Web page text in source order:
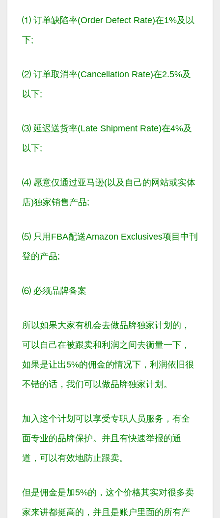
⑴ 订单缺陷率(Order Defect Rate)在1%及以
下;
⑵ 订单取消率(Cancellation Rate)在2.5%及
以下;
⑶ 延迟送货率(Late Shipment Rate)在4%及
以下;
⑷ 愿意仅通过亚马逊(以及自己的网站或实体
店)独家销售产品;
⑸ 只用FBA配送Amazon Exclusives项目中刊
登的产品;
⑹ 必须品牌备案
所以如果大家有机会去做品牌独家计划的，
可以自己在被跟卖和利润之间去衡量一下，
如果是让出5%的佣金的情况下，利润依旧很
不错的话，我们可以做品牌独家计划。
加入这个计划可以享受专职人员服务，有全
面专业的品牌保护。并且有快速举报的通
道，可以有效地防止跟卖。
但是佣金是加5%的，这个价格其实对很多卖
家来讲都挺高的，并且是账户里面的所有产